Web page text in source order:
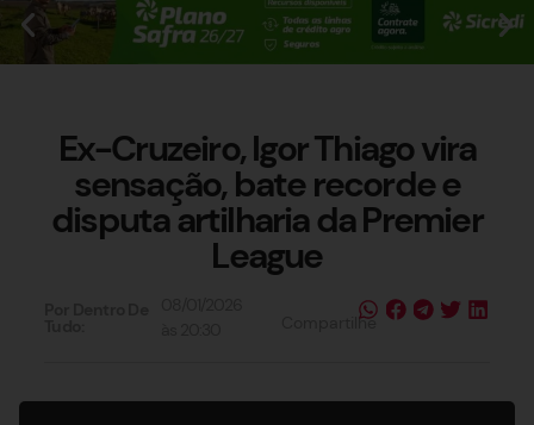
Ex-Cruzeiro, Igor Thiago vira
sensação, bate recorde e
disputa artilharia da Premier
League
Compartilhe